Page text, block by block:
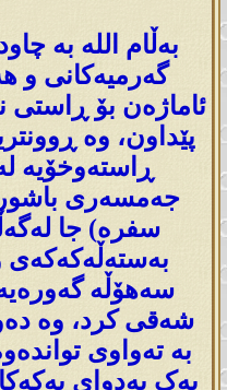
بەڵام اللە بە
گەرمیەکانی و
ئاماژەن بۆ ڕاستی
پێداون، وە
ڕاستەوخۆیە
جەمسەری باشور
سفرە) جا
سەهۆڵە
شەقی کرد، وە
بە تەواوی
یەک بەدوای